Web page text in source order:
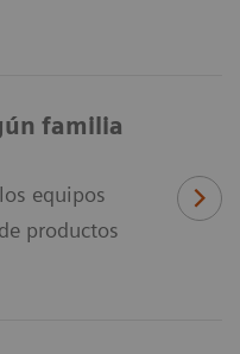
familia
equipos
productos